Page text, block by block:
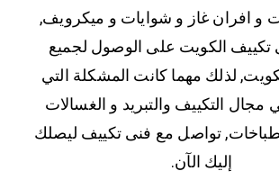
و افران غاز و شوايات و ميكرويف,
الكويت على الوصول لجميع
لذلك مهما كانت المشكلة التي
مجال التكييف والتبريد و الغسالات
تواصل مع فنى تكييف ليصلك
إليك الآن.